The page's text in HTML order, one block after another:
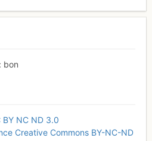
bon
BY NC ND 3.0
Creative Commons BY-NC-ND